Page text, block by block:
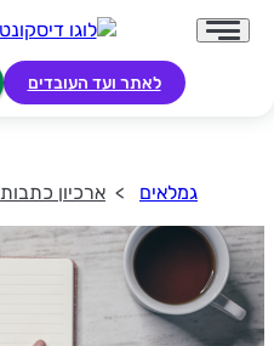
לאתר ועד העובדים
גמלאים ארכיון כתבות